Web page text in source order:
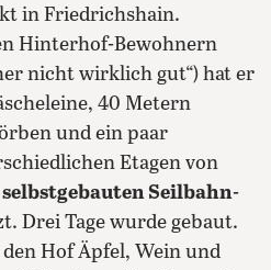
in Friedrichshain.
Hinterhof-Bewohnern
nicht wirklich gut“) hat er
40 Metern
und ein paar
Etagen von
selbstgebauten Seilbahn-
Drei Tage wurde gebaut.
Hof Äpfel, Wein und